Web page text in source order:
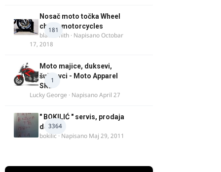
181
Nosač moto točka Wheel
chock motorcycles
blacksmith · NapisanoOctobar
17, 2018
1
Moto majice, duksevi,
šuškavci - Moto Apparel
SRB
Lucky George · NapisanoApril 27
3364
" BOKILIĆ " servis, prodaja
delova
bokilic · Napisano Maj 29, 2011